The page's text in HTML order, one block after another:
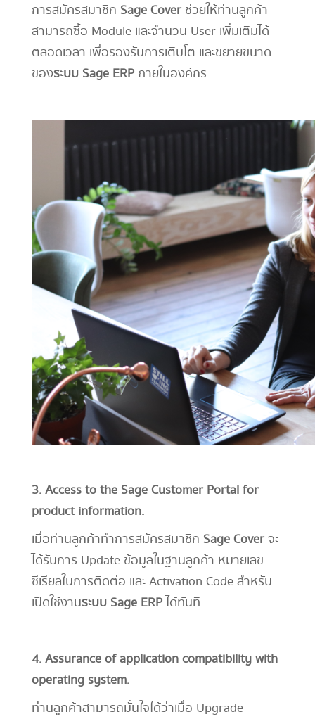
การสมัครสมาชิก Sage Cover ช่วยให้ท่านลูกค้า
สามารถซื้อ Module และจำนวน User เพิ่มเติมได้
ตลอดเวลา เพื่อรองรับการเติบโต และขยายขนาด
ของระบบ Sage ERPภายในองค์กร
3. Access to the Sage Customer Portal for
product information.
เมื่อท่านลูกค้าทำการสมัครสมาชิก Sage Coverจะ
ได้รับการ Update ข้อมูลในฐานลูกค้า หมายเลข
ซีเรียลในการติดต่อ และ Activation Code สำหรับ
เปิดใช้งานระบบ Sage ERP ได้ทันที
4. Assurance of application compatibility with
operating system.
ท่านลูกค้าสามารถมั่นใจได้ว่าเมื่อ Upgrade